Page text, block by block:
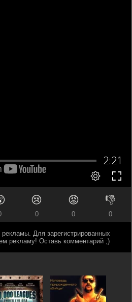
😢
0
😡
0
👎
0
рекламы. Для зарегистрированных
рекламу! Оставь комментарий ;)